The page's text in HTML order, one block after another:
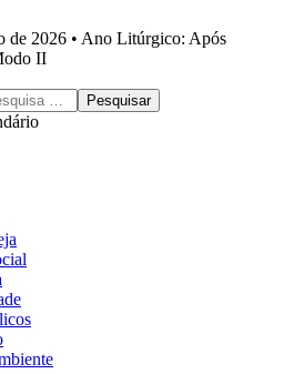
de 2026 • Ano Litúrgico: Após
II